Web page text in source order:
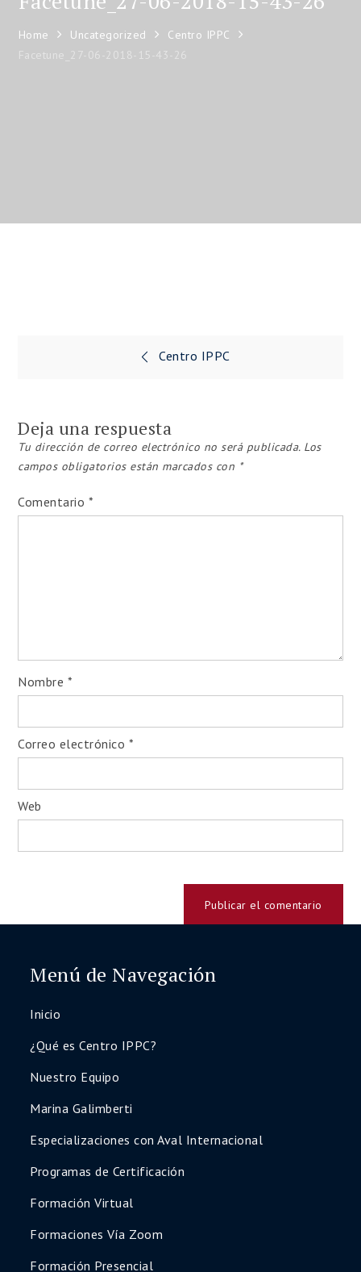
Home Uncategorized
Centro IPPC
Facetune_27-06-2018-15-43-26
Navegación
entradas
Centro IPPC
Deja una respuesta
Tu dirección de correo electrónico no será publicada. Los
campos obligatorios están marcados con *
Comentario *
Nombre *
Correo electrónico *
Web
Menú de Navegación
Inicio
¿Qué es Centro IPPC?
Nuestro Equipo
Marina Galimberti
Especializaciones con Aval Internacional
Programas de Certificación
Formación Virtual
Formaciones Vía Zoom
Formación Presencial